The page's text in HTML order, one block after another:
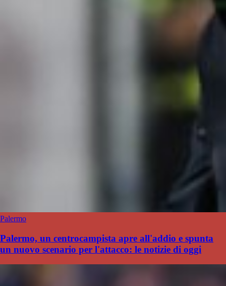
Palermo
Palermo, un centrocampista apre all'addio e spunta
un nuovo scenario per l'attacco: le notizie di oggi